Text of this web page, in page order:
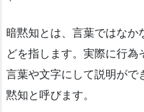
暗黙知とは、言葉ではなか
どを指します。実際に行為
言葉や文字にして説明がで
黙知と呼びます。